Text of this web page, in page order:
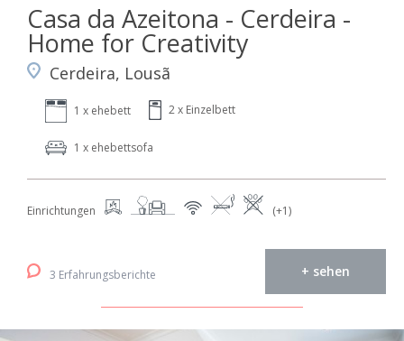
Casa da Azeitona - Cerdeira -
Home for Creativity
Cerdeira, Lousã
1 x ehebett 2 x Einzelbett
1 x ehebettsofa
Einrichtungen (+1)
3 Erfahrungsberichte + sehen